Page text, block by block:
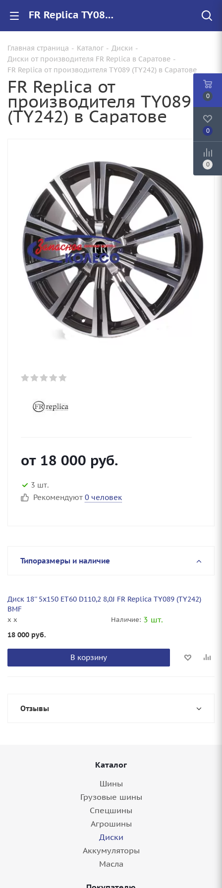
FR Replica TY089 (TY242) купить в Саратове, низкие цены на автомобильные диски
Главная страница - Каталог - Диски -
Диски от производителя FR Replica в Саратове -
FR Replica от производителя TY089 (TY242) в Саратове
FR Replica от
производителя TY089
(TY242) в Саратове
от 18 000 руб.
3 шт.
Рекомендуют 0 человек
Типоразмеры и наличие
Диск 18'' 5x150 ET60 D110,2 8,0J FR Replica TY089 (TY242)
BMF
x x Наличие: 3 шт.
18 000 руб.
В корзину
Отзывы
Каталог
Шины
Грузовые шины
Спецшины
Агрошины
Диски
Аккумуляторы
Масла
0
0
0